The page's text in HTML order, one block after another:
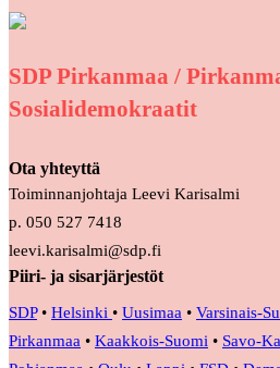
SDP Pirkanmaa /
Sosialidemokraatit
Ota yhteyttä
Toiminnanjohtaja Leevi Karisalmi
p. 050 527 7418
leevi.karisalmi@sdp.fi
Piiri- ja sisarjärjestöt
SDP• Helsinki • Uusimaa • Varsinais-
Pirkanmaa • Kaakkois-Suomi • Savo-